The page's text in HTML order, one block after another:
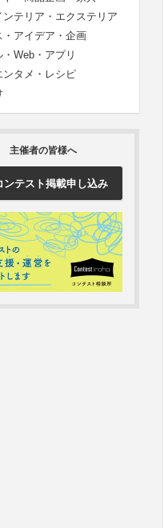
ンテリア・エクステリア
・アイデア・企画
Web・アプリ
ンタメ・レシピ
主催者の皆様へ
ンテスト掲載申し込み